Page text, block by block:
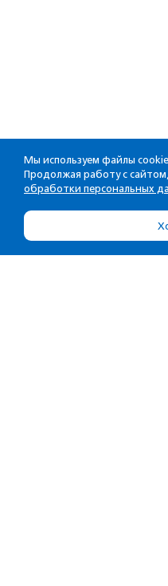
Мы используем файлы
Продолжая работу с
обработки персональных